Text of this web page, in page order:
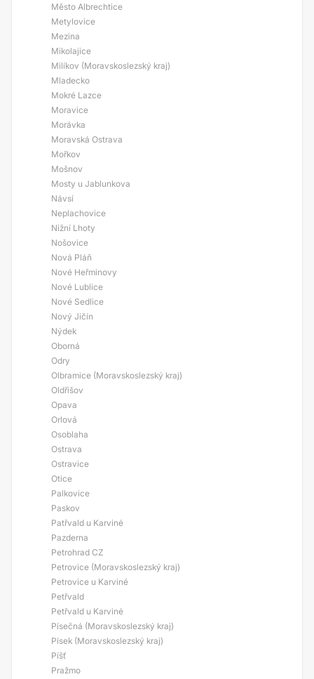
Město Albrechtice
Metylovice
Mezina
Mikolajice
Milíkov (Moravskoslezský kraj)
Mladecko
Mokré Lazce
Moravice
Morávka
Moravská Ostrava
Mořkov
Mošnov
Mosty u Jablunkova
Návsí
Neplachovice
Nižní Lhoty
Nošovice
Nová Pláň
Nové Heřminovy
Nové Lublice
Nové Sedlice
Nový Jičín
Nýdek
Oborná
Odry
Olbramice (Moravskoslezský kraj)
Oldřišov
Opava
Orlová
Osoblaha
Ostrava
Ostravice
Otice
Palkovice
Paskov
Patřvald u Karviné
Pazderna
Petrohrad CZ
Petrovice (Moravskoslezský kraj)
Petrovice u Karviné
Petřvald
Petřvald u Karviné
Písečná (Moravskoslezský kraj)
Písek (Moravskoslezský kraj)
Píšť
Pražmo